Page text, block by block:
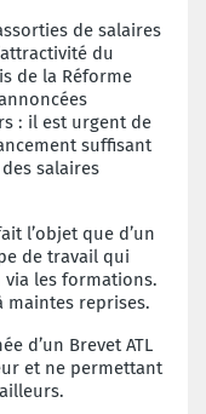
de salaires
du
de la Réforme
: il est urgent de
suffisant
salaires
l’objet que d’un
de travail qui
les formations.
maintes reprises.
d’un Brevet ATL
et ne permettant